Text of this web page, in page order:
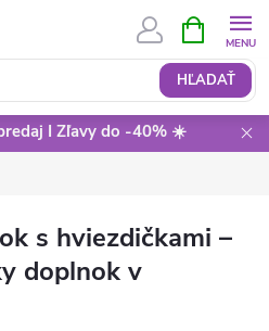
HĽADAŤ
KOŠÍK
I Zľavy do -40% ☀️
s hviezdičkami –
doplnok v